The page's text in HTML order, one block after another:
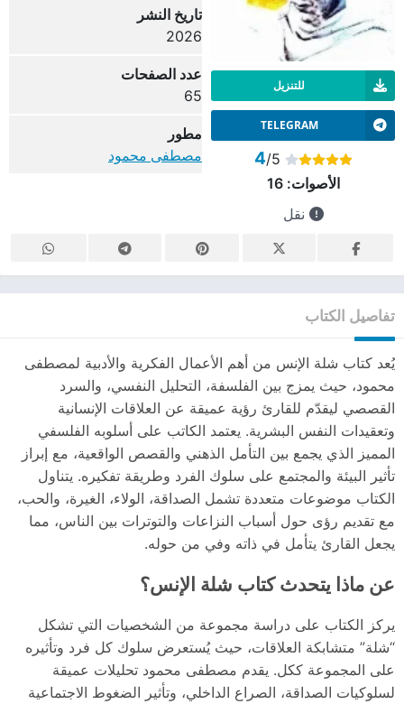
للتنزيل
TELEGRAM
4/5
الأصوات:16
نقل
تاريخ النشر
2026
عدد الصفحات
65
مطور
مصطفى محمود
تفاصيل الكتاب
يُعد كتاب شلة الإنس من أهم الأعمال الفكرية والأدبية لمصطفى
محمود، حيث يمزج بين الفلسفة، التحليل النفسي، والسرد
القصصي ليقدّم للقارئ رؤية عميقة عن العلاقات الإنسانية
وتعقيدات النفس البشرية. يعتمد الكاتب على أسلوبه الفلسفي
المميز الذي يجمع بين التأمل الذهني والقصص الواقعية، مع إبراز
تأثير البيئة والمجتمع على سلوك الفرد وطريقة تفكيره. يتناول
الكتاب موضوعات متعددة تشمل الصداقة، الولاء، الغيرة، والحب،
مع تقديم رؤى حول أسباب النزاعات والتوترات بين الناس، مما
يجعل القارئ يتأمل في ذاته وفي من حوله.
عن ماذا يتحدث كتاب شلة الإنس؟
يركز الكتاب على دراسة مجموعة من الشخصيات التي تشكل
“شلة” متشابكة العلاقات، حيث يُستعرض سلوك كل فرد وتأثيره
على المجموعة ككل. يقدم مصطفى محمود تحليلات عميقة
لسلوكيات الصداقة، الصراع الداخلي، وتأثير الضغوط الاجتماعية